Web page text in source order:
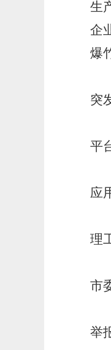
生
企
爆
突
平
应
理
市
举